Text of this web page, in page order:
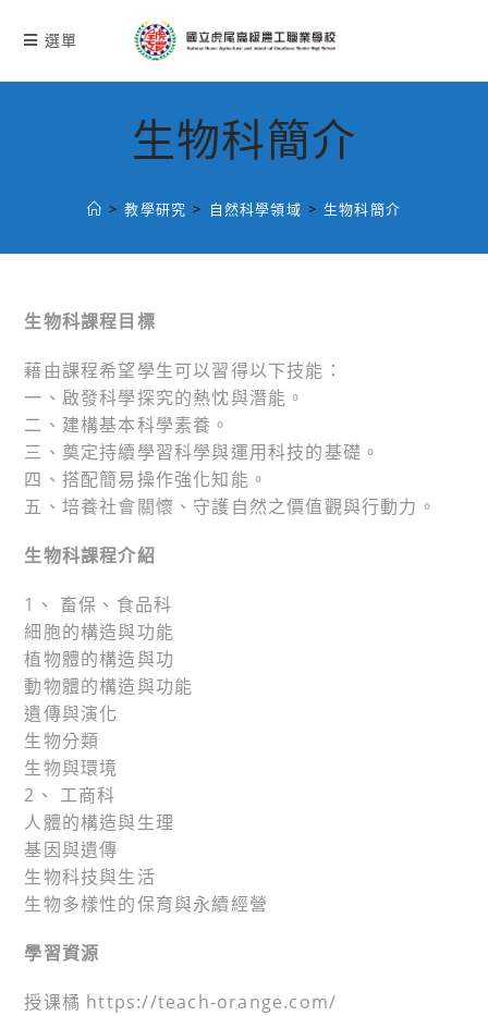
選單
生物科簡介
> 教學研究 > 自然科學領域 > 生物科簡介
生物科課程目標
藉由課程希望學生可以習得以下技能：
一、啟發科學探究的熱忱與潛能。
二、建構基本科學素養。
三、奠定持續學習科學與運用科技的基礎。
四、搭配簡易操作強化知能。
五、培養社會關懷、守護自然之價值觀與行動力。
生物科課程介紹
1、 畜保、食品科
細胞的構造與功能
植物體的構造與功
動物體的構造與功能
遺傳與演化
生物分類
生物與環境
2、 工商科
人體的構造與生理
基因與遺傳
生物科技與生活
生物多樣性的保育與永續經營
學習資源
授课橘 https://teach-orange.com/